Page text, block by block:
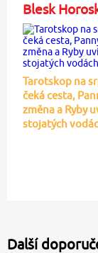
Blesk
Tarotskop na
čeká cesta,
změna a Ryby
stojatých
Další